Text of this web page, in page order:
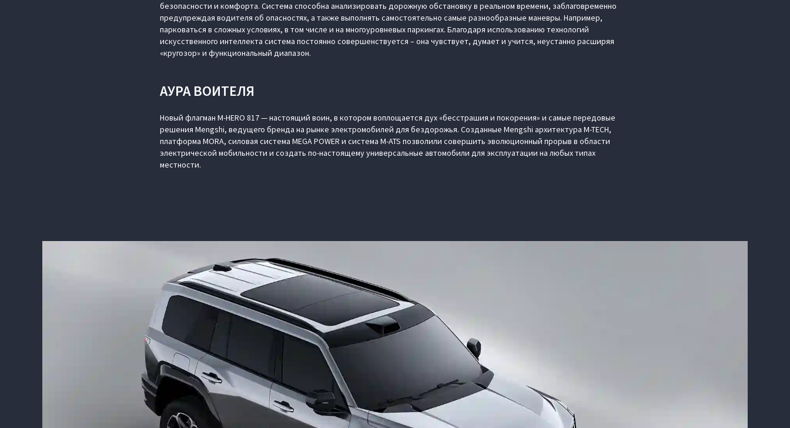
безопасности и комфорта. Система способна анализировать дорожную обстановку в реальном времени, заблаговременно
предупреждая водителя об опасностях, а также выполнять самостоятельно самые разнообразные маневры. Например,
парковаться в сложных условиях, в том числе и на многоуровневых паркингах. Благодаря использованию технологий
искусственного интеллекта система постоянно совершенствуется – она чувствует, думает и учится, неустанно расширяя
«кругозор» и функциональный диапазон.
АУРА ВОИТЕЛЯ
Новый флагман M‑HERO 817 — настоящий воин, в котором воплощается дух «бесстрашия и покорения» и самые передовые
решения Mengshi, ведущего бренда на рынке электромобилей для бездорожья. Созданные Mengshi архитектура M-TECH,
платформа MORA, силовая система MEGA POWER и система M-ATS позволили совершить эволюционный прорыв в области
электрической мобильности и создать по-настоящему универсальные автомобили для эксплуатации на любых типах
местности.